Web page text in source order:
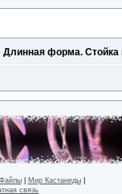
Длинная форма. Стойка
Файлы| Мир Кастанеды|
связь